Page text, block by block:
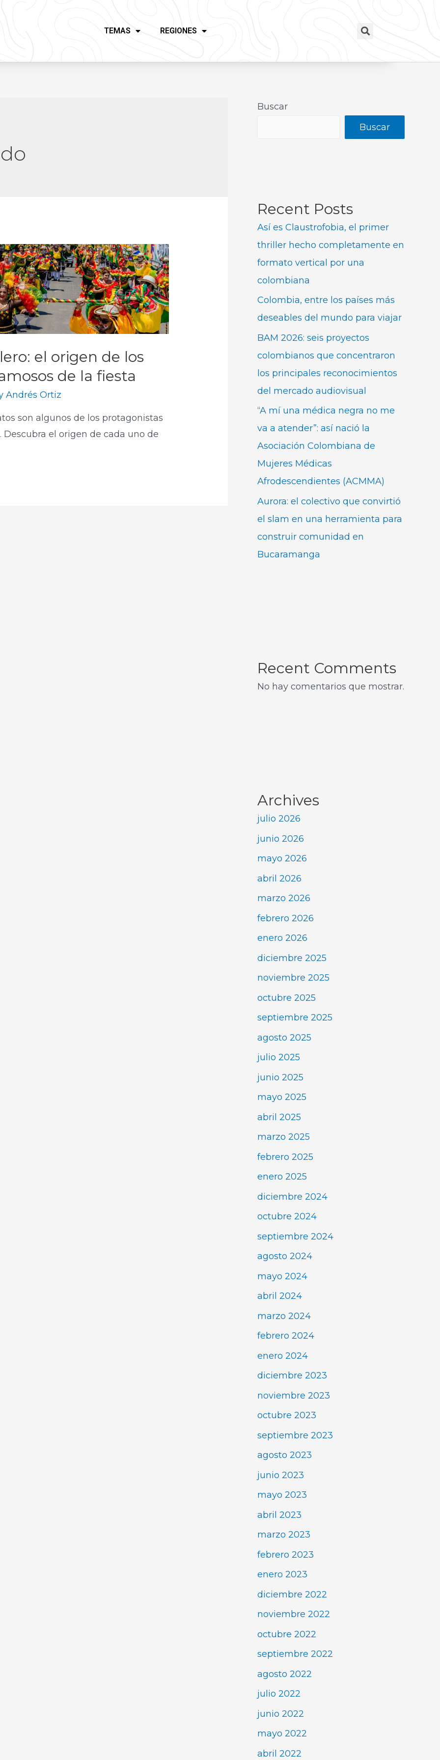
TEMAS REGIONES
el origen de los
de la fiesta
Andrés Ortiz
son algunos de los protagonistas
el origen de cada uno de
Buscar
Buscar
Recent Posts
Así es Claustrofobia, el primer
thriller hecho completamente en
formato vertical por una
colombiana
Colombia, entre los países más
deseables del mundo para viajar
BAM 2026: seis proyectos
colombianos que concentraron
los principales reconocimientos
del mercado audiovisual
“A mí una médica negra no me
va a atender”: así nació la
Asociación Colombiana de
Mujeres Médicas
Afrodescendientes (ACMMA)
Aurora: el colectivo que convirtió
el slam en una herramienta para
construir comunidad en
Bucaramanga
Recent Comments
No hay comentarios que mostrar.
Archives
julio 2026
junio 2026
mayo 2026
abril 2026
marzo 2026
febrero 2026
enero 2026
diciembre 2025
noviembre 2025
octubre 2025
septiembre 2025
agosto 2025
julio 2025
junio 2025
mayo 2025
abril 2025
marzo 2025
febrero 2025
enero 2025
diciembre 2024
octubre 2024
septiembre 2024
agosto 2024
mayo 2024
abril 2024
marzo 2024
febrero 2024
enero 2024
diciembre 2023
noviembre 2023
octubre 2023
septiembre 2023
agosto 2023
junio 2023
mayo 2023
abril 2023
marzo 2023
febrero 2023
enero 2023
diciembre 2022
noviembre 2022
octubre 2022
septiembre 2022
agosto 2022
julio 2022
junio 2022
mayo 2022
abril 2022